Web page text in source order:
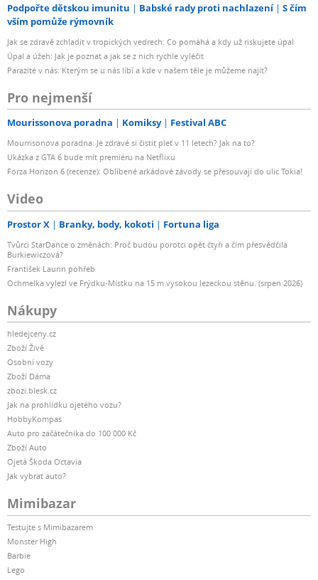
Podpořte dětskou imunitu Babské rady proti nachlazení
S čím
vším pomůže rýmovník
Jak se zdravě zchladit v tropických vedrech: Co pomáhá a kdy už riskujete úpal
Úpal a úžeh: Jak je poznat a jak se z nich rychle vyléčit
Parazité v nás: Kterým se u nás líbí a kde v našem těle je můžeme najít?
Pro nejmenší
Mourissonova poradna Komiksy Festival ABC
Mourrisonova poradna: Je zdravé si čistit pleť v 11 letech? Jak na to?
Ukázka z GTA 6 bude mít premiéru na Netflixu
Forza Horizon 6 (recenze): Oblíbené arkádové závody se přesouvají do ulic Tokia!
Video
Prostor X Branky, body, kokoti Fortuna liga
Tvůrci StarDance o změnách: Proč budou porotci opět čtyři a čím přesvědčila
Burkiewiczová?
František Laurin pohřeb
Ochmelka vylezl ve Frýdku-Místku na 15 m vysokou lezeckou stěnu. (srpen 2026)
Nákupy
hledejceny.cz
Zboží Živě
Osobní vozy
Zboží Dáma
zbozi.blesk.cz
Jak na prohlídku ojetého vozu?
HobbyKompas
Auto pro začátečníka do 100 000 Kč
Zboží Auto
Ojetá Škoda Octavia
Jak vybrat auto?
Mimibazar
Testujte s Mimibazarem
Monster High
Barbie
Lego